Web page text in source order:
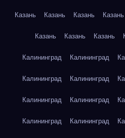
Казань Казань Казань Казань
Казань Казань Казань
Калининград Калининград
Калининград Калининград
Калининград Калининград
Калининград Калининград